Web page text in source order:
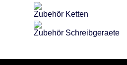
Zubehör Ketten
Zubehör Schreibgeraete